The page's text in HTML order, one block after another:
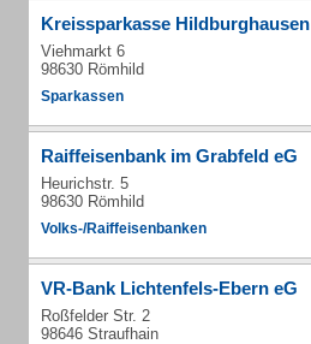
Kreissparkasse Hildburghausen
Viehmarkt 6
98630 Römhild
Sparkassen
Raiffeisenbank im Grabfeld eG
Heurichstr. 5
98630 Römhild
Volks-/Raiffeisenbanken
VR-Bank Lichtenfels-Ebern eG
Roßfelder Str. 2
98646 Straufhain